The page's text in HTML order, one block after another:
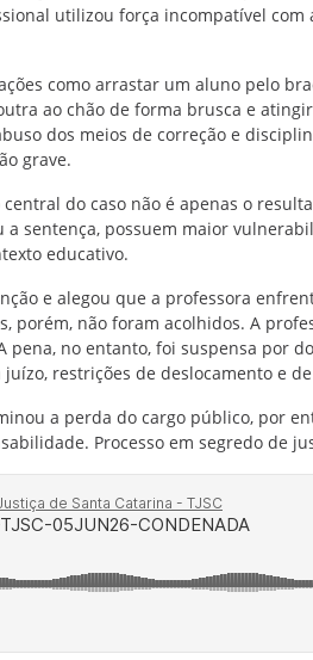
utilizou força incompatível
como arrastar um aluno pelo
ao chão de forma brusca e
dos meios de correção e
grave.
do caso não é apenas o
a sentença, possuem maior
educativo.
e alegou que a professora
porém, não foram acolhidos. A
pena, no entanto, foi suspensa por
restrições de deslocamento e
a perda do cargo público, por
Processo em segredo de